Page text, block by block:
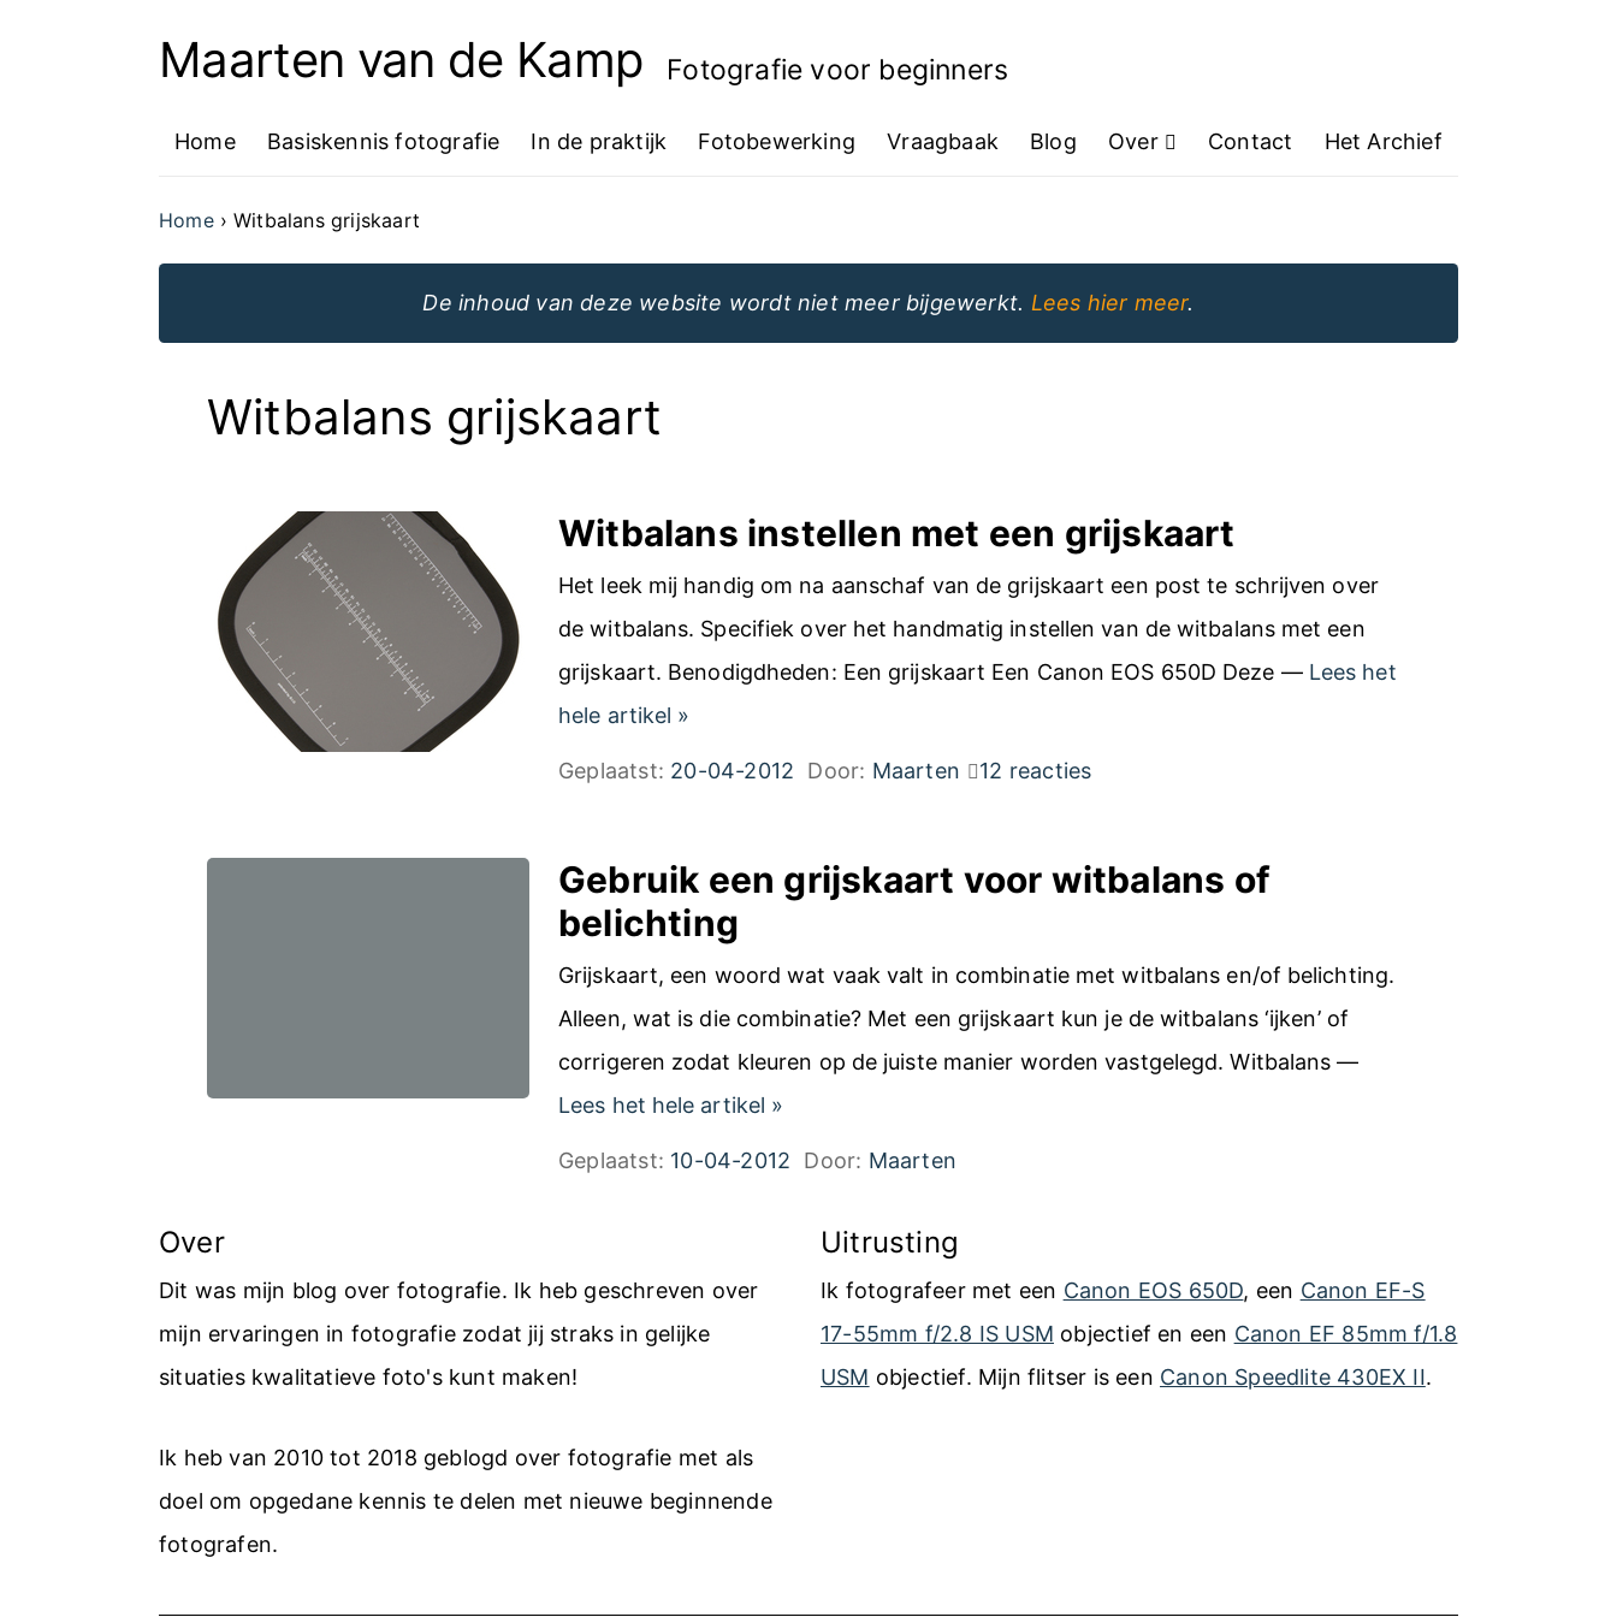
Ga
de
van
de
Maarten van de Kamp Fotografie voor beginners
Home Basiskennis fotografie In de praktijk Fotobewerking Vraagbaak Blog Over Contact Het Archief
Home Witbalans grijskaart
De inhoud van deze website wordt niet meer bijgewerkt. Lees hier meer.
Witbalans grijskaart
Witbalans instellen met een grijskaart
Het leek mij handig om na aanschaf van de grijskaart een post te schrijven over
de witbalans. Specifiek over het handmatig instellen van de witbalans met een
grijskaart. Benodigdheden: Een grijskaart Een Canon EOS 650D Deze — Lees het
hele artikel W
i
a
l
a
n
s
i
n
l
n
m
»
Geplaatst: 20-04-2012 Door: Maarten 12 reacties
Gebruik een grijskaart voor witbalans of
belichting
Grijskaart, een woord wat vaak valt in combinatie met witbalans en/of belichting.
Alleen, wat is die combinatie? Met een grijskaart kun je de witbalans ‘ijken’ of
corrigeren zodat kleuren op de juiste manier worden vastgelegd. Witbalans —
Lees het hele artikel G
e
n
»
Geplaatst: 10-04-2012 Door: Maarten
Over
Dit was mijn blog over fotografie. Ik heb geschreven over
mijn ervaringen in fotografie zodat jij straks in gelijke
situaties kwalitatieve foto's kunt maken!
Ik heb van 2010 tot 2018 geblogd over fotografie met als
doel om opgedane kennis te delen met nieuwe beginnende
fotografen.
Uitrusting
Ik fotografeer met een Canon EOS 650D, een Canon EF-S
17-55mm f/2.8 IS USM objectief en een Canon EF 85mm f/1.8
USM objectief. Mijn flitser is een Canon Speedlite 430EX II.